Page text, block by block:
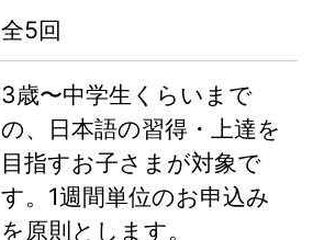
全5回
3歳〜中学生くらいまで
の、日本語の習得・上達を
目指すお子さまが対象で
す。1週間単位のお申込み
を原則とします。